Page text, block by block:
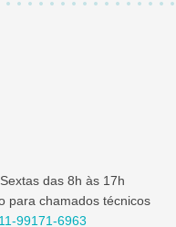
das 8h às 17h
para chamados técnicos
11-99171-6963